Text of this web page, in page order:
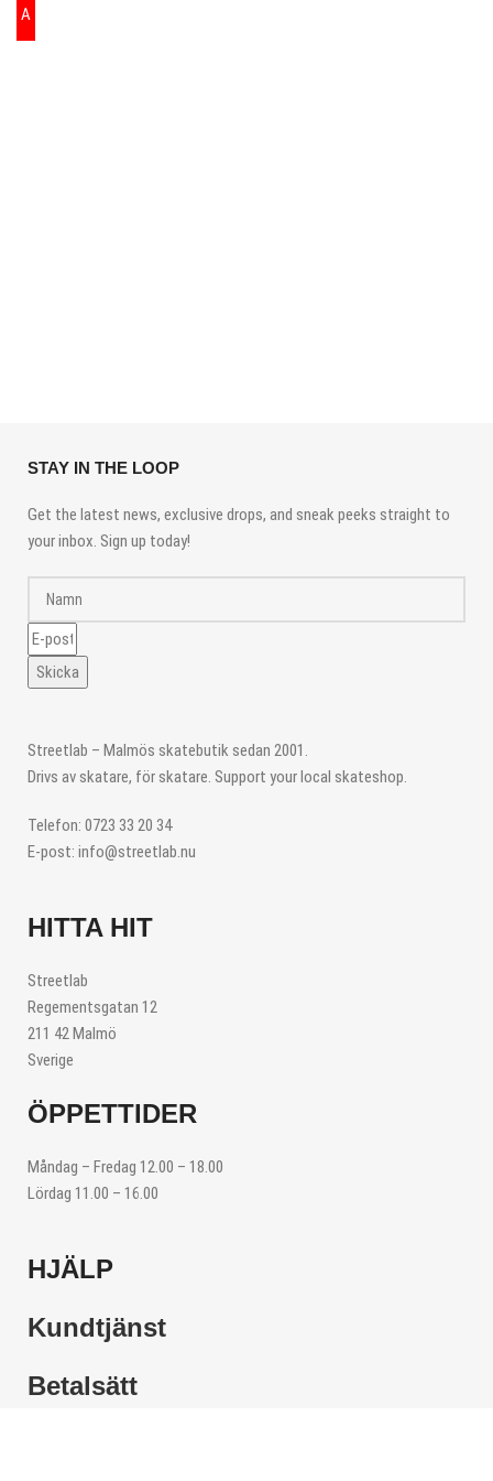
A
STAY IN THE LOOP
Get the latest news, exclusive drops, and sneak peeks straight to
your inbox. Sign up today!
Skicka
Streetlab – Malmös skatebutik sedan 2001.
Drivs av skatare, för skatare. Support your local skateshop.
Telefon: 0723 33 20 34
E-post: info@streetlab.nu
HITTA HIT
Streetlab
Regementsgatan 12
211 42 Malmö
Sverige
ÖPPETTIDER
Måndag – Fredag 12.00 – 18.00
Lördag 11.00 – 16.00
HJÄLP
Kundtjänst
Betalsätt